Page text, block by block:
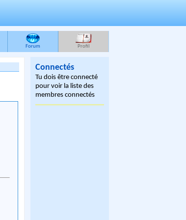
Forum Profil
Connectés
Tu dois être connecté
pour voir la liste des
membres connectés